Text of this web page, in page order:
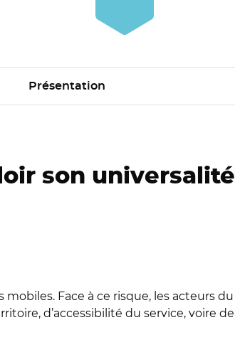
Présentation
son universalité
Face à ce risque, les acteurs du
d’accessibilité du service, voire de